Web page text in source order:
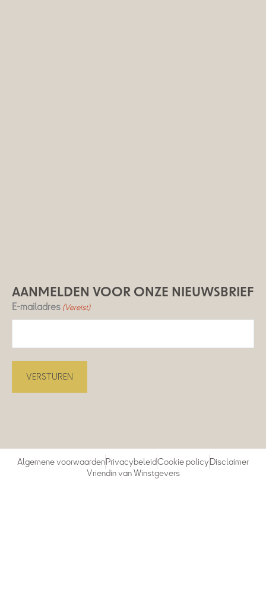
AANMELDEN VOOR ONZE NIEUWSBRIEF
E-mailadres (Vereist)
Algemene voorwaardenPrivacybeleidCookie policyDisclaimer
Vriendin van Winstgevers